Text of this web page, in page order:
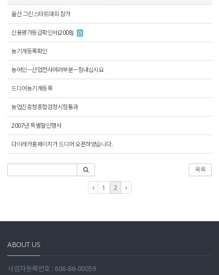
울산 그린스타트대회 참가
신용평가등급확인서(2008)
농기계등록확인
농어민ㅡ산업전사여러부분ㅡ힘내십시요
드디어농기계등록
농업진흥청종합검정시험통과
2007년 특별할인행사
다이레카홈페이지가 드디어 오픈하였습니다.
목록
1 2
ABOUT US
사업자등록번호 : 606-86-00059